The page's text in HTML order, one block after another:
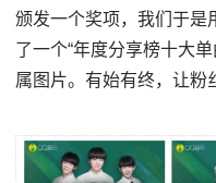
颁发一个奖项，我们于是
了一个“年度分享榜十大
属图片。有始有终，让粉